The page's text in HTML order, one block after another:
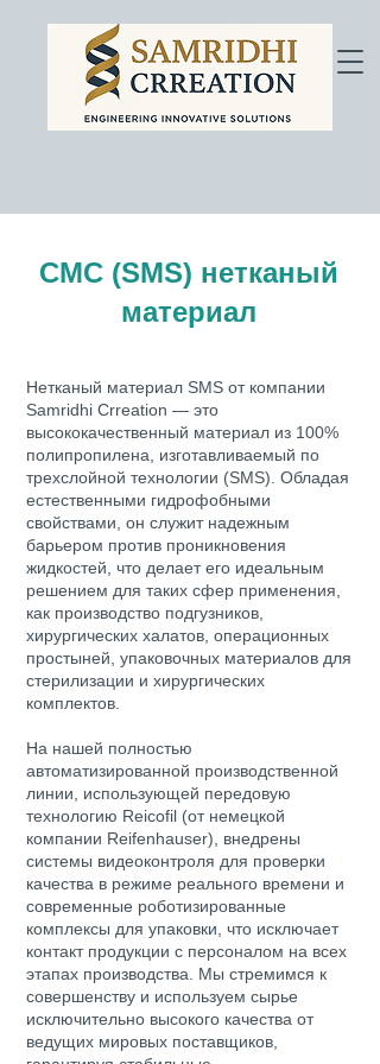
СМС (SMS) нетканый
материал
Нетканый материал SMS от компании
Samridhi Crreation — это
высококачественный материал из 100%
полипропилена, изготавливаемый по
трехслойной технологии (SMS). Обладая
естественными гидрофобными
свойствами, он служит надежным
барьером против проникновения
жидкостей, что делает его идеальным
решением для таких сфер применения,
как производство подгузников,
хирургических халатов, операционных
простыней, упаковочных материалов для
стерилизации и хирургических
комплектов.
На нашей полностью
автоматизированной производственной
линии, использующей передовую
технологию Reicofil (от немецкой
компании Reifenhauser), внедрены
системы видеоконтроля для проверки
качества в режиме реального времени и
современные роботизированные
комплексы для упаковки, что исключает
контакт продукции с персоналом на всех
этапах производства. Мы стремимся к
совершенству и используем сырье
исключительно высокого качества от
ведущих мировых поставщиков,